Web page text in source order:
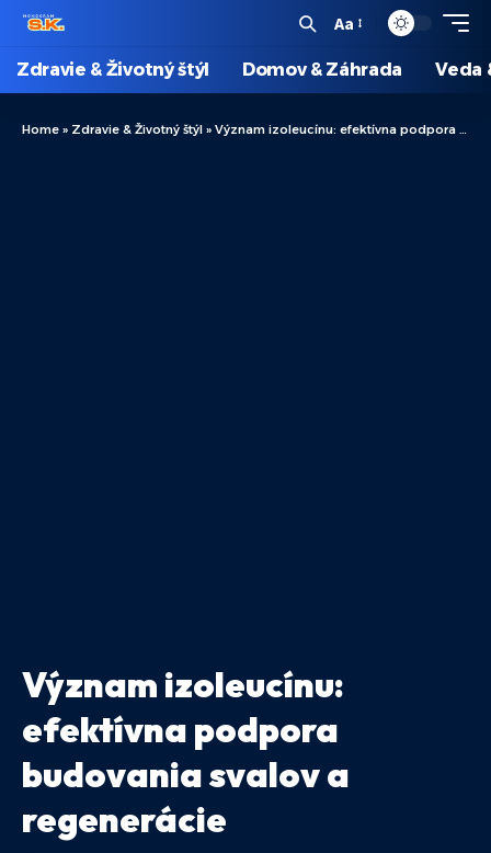
Aa
Zdravie & Životný štýl Domov & Záhrada Veda
Home » Zdravie & Životný štýl » Význam izoleucínu: efektívna podpora budovania svalov a regenerácie
Význam izoleucínu:
efektívna podpora
budovania svalov a
regenerácie